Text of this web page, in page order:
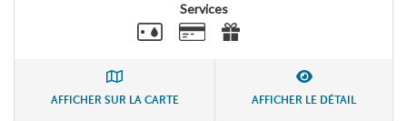
Services
AFFICHER SUR LA CARTE AFFICHER LE DÉTAIL